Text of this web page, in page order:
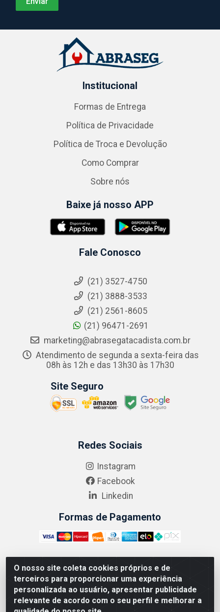
O nosso site coleta cookies próprios e de
terceiros para proporcionar uma experiência
personalizada ao usuário, apresentar publicidade
relevante de acordo com o seu perfil e melhorar a
Institucional
Formas de Entrega
Política de Privacidade
Política de Troca e Devolução
Como Comprar
Sobre nós
Baixe já nosso APP
Fale Conosco
(21) 3527-4750
(21) 3888-3533
(21) 2561-8605
(21) 96471-2691
marketing@abrasegatacadista.com.br
Atendimento de segunda a sexta-feira das
08h às 12h e das 13h30 às 17h30
Site Seguro
Redes Sociais
Instagram
Facebook
Linkedin
Formas de Pagamento
ABRASEG COMÉRCIO ATACADISTA LTDA - CNPJ:
10.894.768/0001-00 - Avenida Lobo Júnior, 1045 -
Penha Circular - Rio de Janeiro - RJ - CEP 21020-124